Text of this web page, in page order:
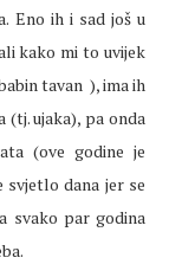
Eno ih i sad još u
kako mi to uvijek
tavan ), ima ih
(tj. ujaka), pa onda
(ove godine je
svjetlo dana jer se
svako par godina